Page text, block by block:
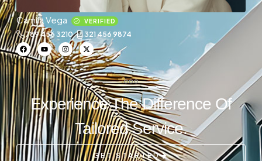
Camila Vega VERIFIED
789 456 3210 321 456 9874
Experience The Difference Of
Tailored Service.
GET STARTED